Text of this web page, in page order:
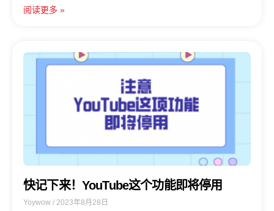
阅读更多 »
快记下来！YouTube这个功能即将停用
Yoywow 2023年8月28日